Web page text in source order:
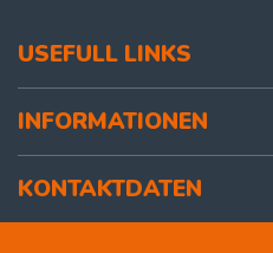
USEFULL LINKS
INFORMATIONEN
KONTAKTDATEN